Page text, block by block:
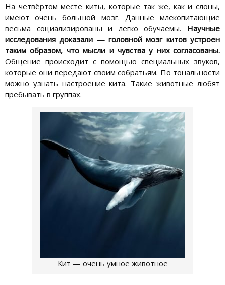
На четвёртом месте киты, которые так же, как и слоны,
имеют очень большой мозг. Данные млекопитающие
весьма социализированы и легко обучаемы. Научные
исследования доказали — головной мозг китов устроен
таким образом, что мысли и чувства у них согласованы.
Общение происходит с помощью специальных звуков,
которые они передают своим собратьям. По тональности
можно узнать настроение кита. Такие животные любят
пребывать в группах.
Кит — очень умное животное